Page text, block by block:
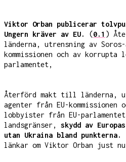
Viktor Orban publicerar
Ungern kräver av EU.
(0.1 )
länderna, utrensning av
kommissionen och av korrupta
parlamentet,
Återförd makt till länderna,
agenter från EU-kommissionen
lobbyister från EU-
landsgränser, skydd av
utan Ukraina bland punkterna.
länkar om Viktor Orban just